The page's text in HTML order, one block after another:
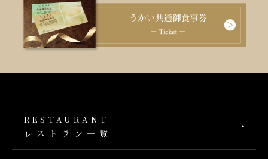
RESTAURANT
レストラン一覧